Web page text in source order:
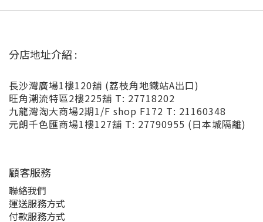
分店地址介紹 :
長沙灣廣場1樓120舖 (荔枝角地鐵站A出口)
旺角潮流特區2樓225舖 T: 27718202
九龍灣淘大商場2期1/F shop F172 T: 21160348
元朗千色匯商場1樓127舖 T: 27790955 (日本城隔離)
顧客服務
聯絡我們
運送服務方式
付款服務方式